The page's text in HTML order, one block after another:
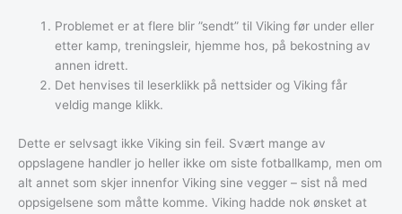
Problemet er at flere blir ”sendt” til Viking før under eller
etter kamp, treningsleir, hjemme hos, på bekostning av
annen idrett.
Det henvises til leserklikk på nettsider og Viking får
veldig mange klikk.
Dette er selvsagt ikke Viking sin feil. Svært mange av
oppslagene handler jo heller ikke om siste fotballkamp, men om
alt annet som skjer innenfor Viking sine vegger – sist nå med
oppsigelsene som måtte komme. Viking hadde nok ønsket at